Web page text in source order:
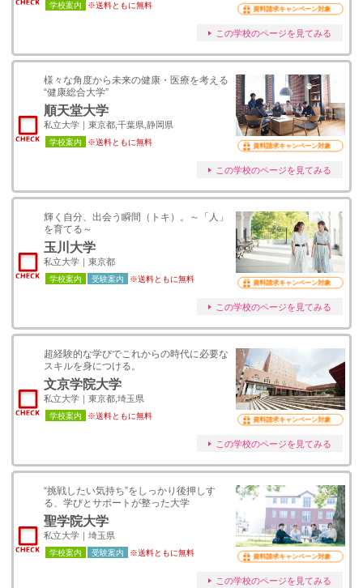
学校案内 ※送料ともに無料 資料請求キャンペーン対象
この学校のページを見てみる
様々な角度から未来の健康・医療を考える
“健康総合大学”
順天堂大学
私立大学｜東京都,千葉県,静岡県
学校案内 ※送料ともに無料 資料請求キャンペーン対象
この学校のページを見てみる
輝く自分、出会う瞬間（トキ）。～「人」
を育てる～
玉川大学
私立大学｜東京都
学校案内 受験案内 ※送料ともに無料 資料請求キャンペーン対象
この学校のページを見てみる
超経験的な学びでこれからの時代に必要な
スキルを身につける。
文京学院大学
私立大学｜東京都,埼玉県
学校案内 ※送料ともに無料 資料請求キャンペーン対象
この学校のページを見てみる
“挑戦したい気持ち”をしっかり後押しす
る、学びとサポートが整った大学
聖学院大学
私立大学｜埼玉県
学校案内 受験案内 ※送料ともに無料 資料請求キャンペーン対象
この学校のページを見てみる